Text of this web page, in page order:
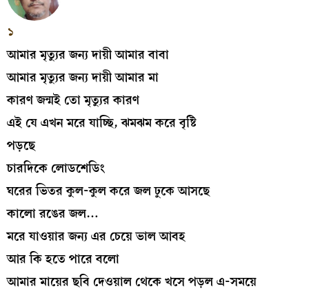
১
আমার মৃত্যুর জন্য দায়ী আমার বাবা
আমার মৃত্যুর জন্য দায়ী আমার মা
কারণ জন্মই তো মৃত্যুর কারণ
এই যে এখন মরে যাচ্ছি, ঝমঝম করে বৃষ্টি
পড়ছে
চারদিকে লোডশেডিং
ঘরের ভিতর কুল-কুল করে জল ঢুকে আসছে
কালো রঙের জল…
মরে যাওয়ার জন্য এর চেয়ে ভাল আবহ
আর কি হতে পারে বলো
আমার মায়ের ছবি দেওয়াল থেকে খসে পড়ল এ-সময়ে